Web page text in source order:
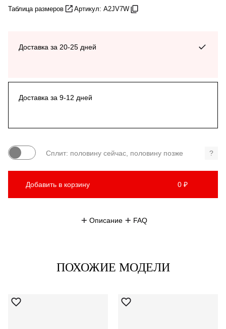
Таблица размеров Артикул: A2JV7W
Доставка за 20-25 дней
Доставка за 9-12 дней
Сплит: половину сейчас, половину позже ?
Добавить в корзину 0 ₽
Описание FAQ
ПОХОЖИЕ МОДЕЛИ